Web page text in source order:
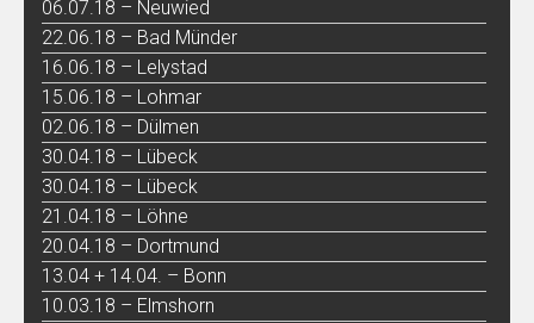
06.07.18 – Neuwied
22.06.18 – Bad Münder
16.06.18 – Lelystad
15.06.18 – Lohmar
02.06.18 – Dülmen
30.04.18 – Lübeck
30.04.18 – Lübeck
21.04.18 – Löhne
20.04.18 – Dortmund
13.04 + 14.04. – Bonn
10.03.18 – Elmshorn